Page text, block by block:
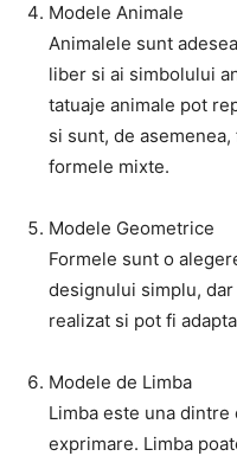
Modele Animale
Animalele sunt
liber si ai simbolului
tatuaje animale pot
si sunt, de
formele mixte.
Modele Geometrice
Formele sunt o
designului simplu,
realizat si pot fi
Modele de Limba
Limba este una
exprimare. Limba